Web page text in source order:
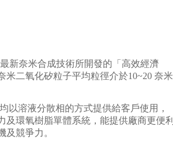
新奈米合成技術所開發的 「 高效經濟
米二氧化矽粒子平均粒徑介於10~20 奈米
均以溶液分散相的方式提供給客戶使用，
及環氧樹脂單體系統，能提供廠商更便利
及競爭力。